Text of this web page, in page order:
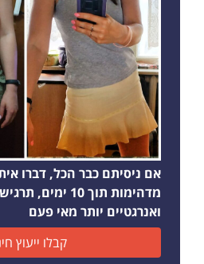
אם ניסיתם כבר הכל, דברו
מדהימות תוך 10
ואנרגטיים יותר מאי פעם
קבלו ייעוץ